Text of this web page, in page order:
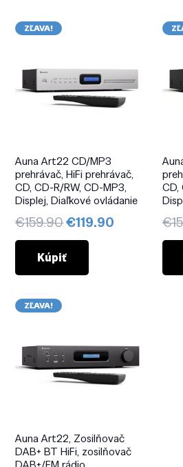
ZĽAVA!
Auna Art22 CD/MP3
prehrávač, HiFi prehrávač,
CD, CD-R/RW, CD-MP3,
Displej, Diaľkové ovládanie
€159.90Pôvodná
cena
bola:
€159.90.
€119.90 Aktuálna
€119.90.
Kúpiť
CD,
€
ZĽAVA!
Auna Art22, Zosilňovač
DAB+ BT HiFi, zosilňovač